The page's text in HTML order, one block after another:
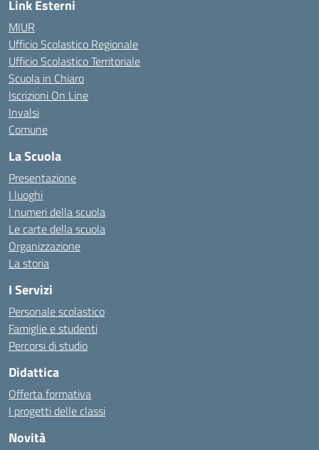
Link Esterni
MIUR
Ufficio Scolastico Regionale
Ufficio Scolastico Territoriale
Scuola in Chiaro
Iscrizioni On Line
Invalsi
Comune
La Scuola
Presentazione
I luoghi
I numeri della scuola
Le carte della scuola
Organizzazione
La storia
I Servizi
Personale scolastico
Famiglie e studenti
Percorsi di studio
Didattica
Offerta formativa
I progetti delle classi
Novità